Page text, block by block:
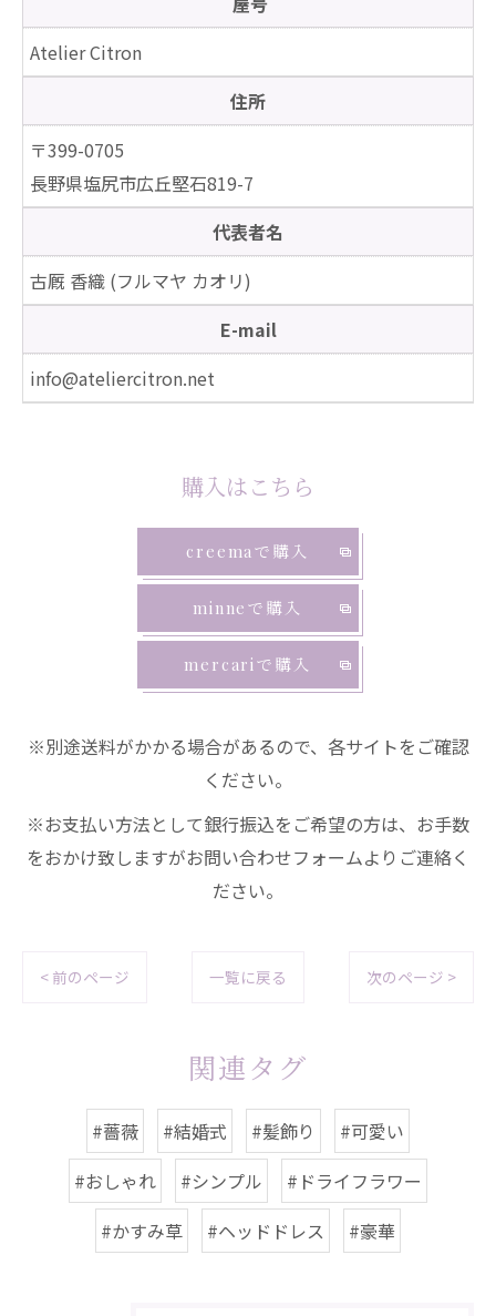
Atelier Citron
住所
〒399-0705
長野県塩尻市広丘堅石819-7
代表者名
古厩 香織 (フルマヤ カオリ)
E-mail
info@ateliercitron.net
購入はこちら
creemaで購入
minneで購入
mercariで購入
※別途送料がかかる場合があるので、各サイトをご確認
ください。
※お支払い方法として銀行振込をご希望の方は、お手数
をおかけ致しますがお問い合わせフォームよりご連絡く
ださい。
< 前のページ 一覧に戻る 次のページ >
関連タグ
#薔薇 #結婚式 #髪飾り
#可愛い
#おしゃれ
#シンプル
#ドライフラワー
#かすみ草
#ヘッドドレス #豪華